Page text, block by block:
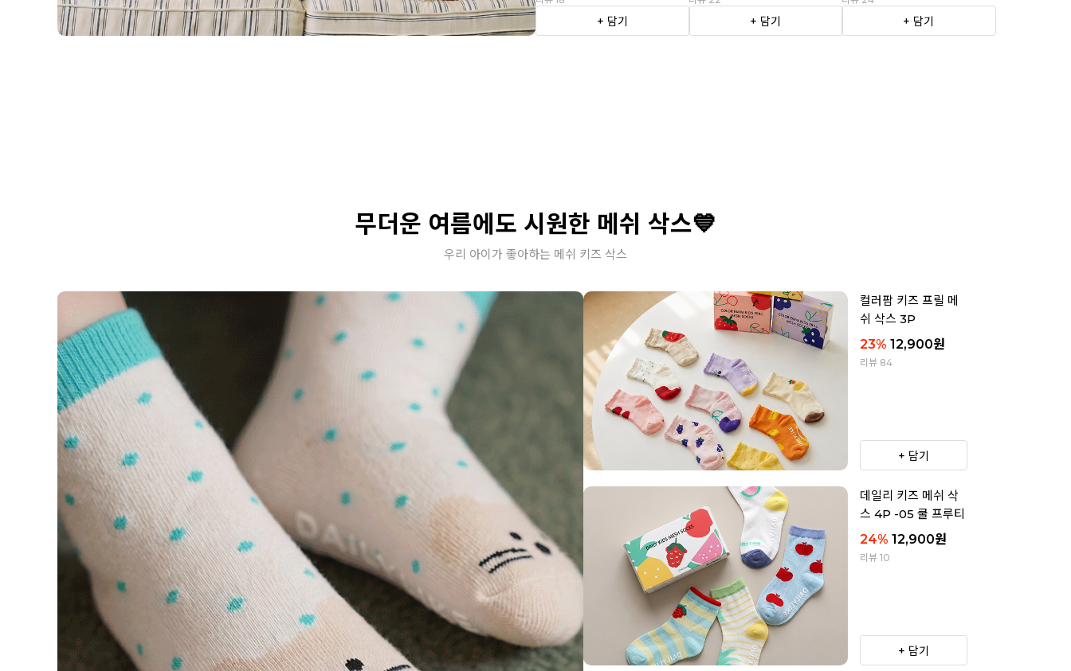
+ 담기 + 담기 + 담기
무더운 여름에도 시원한 메쉬 삭스💙
우리 아이가 좋아하는 메쉬 키즈 삭스
컬러팜 키즈 프릴 메
쉬 삭스 3P
23% 12,900원
리뷰 84
+ 담기
데일리 키즈 메쉬 삭
스 4P -05 쿨 프루티
24% 12,900원
리뷰 10
+ 담기